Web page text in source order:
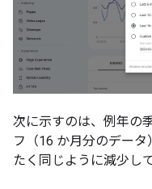
次に示すのは、例年の
フ（16 か月分のデー
たく同じように減少し